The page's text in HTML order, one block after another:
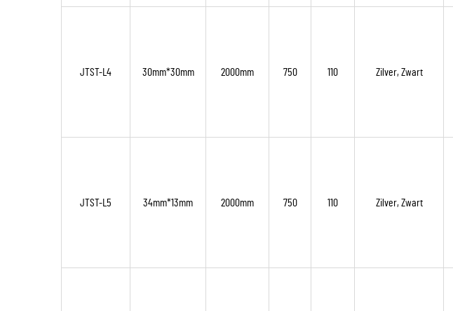
JTST-L4 30mm*30mm 2000mm 750 110 Zilver, Zwart
JTST-L5 34mm*13mm 2000mm 750 110 Zilver, Zwart